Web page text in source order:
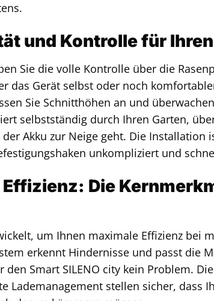
und Kontrolle für
Sie die volle Kontrolle über die
das Gerät selbst oder noch
Sie Schnitthöhen an und
selbstständig durch Ihren Garten,
Akku zur Neige geht. Die Installation
unkompliziert und
Die
um Ihnen maximale Effizienz bei
erkennt Hindernisse und passt die
den Smart SILENO city kein Problem.
Lademanagement stellen sicher, dass